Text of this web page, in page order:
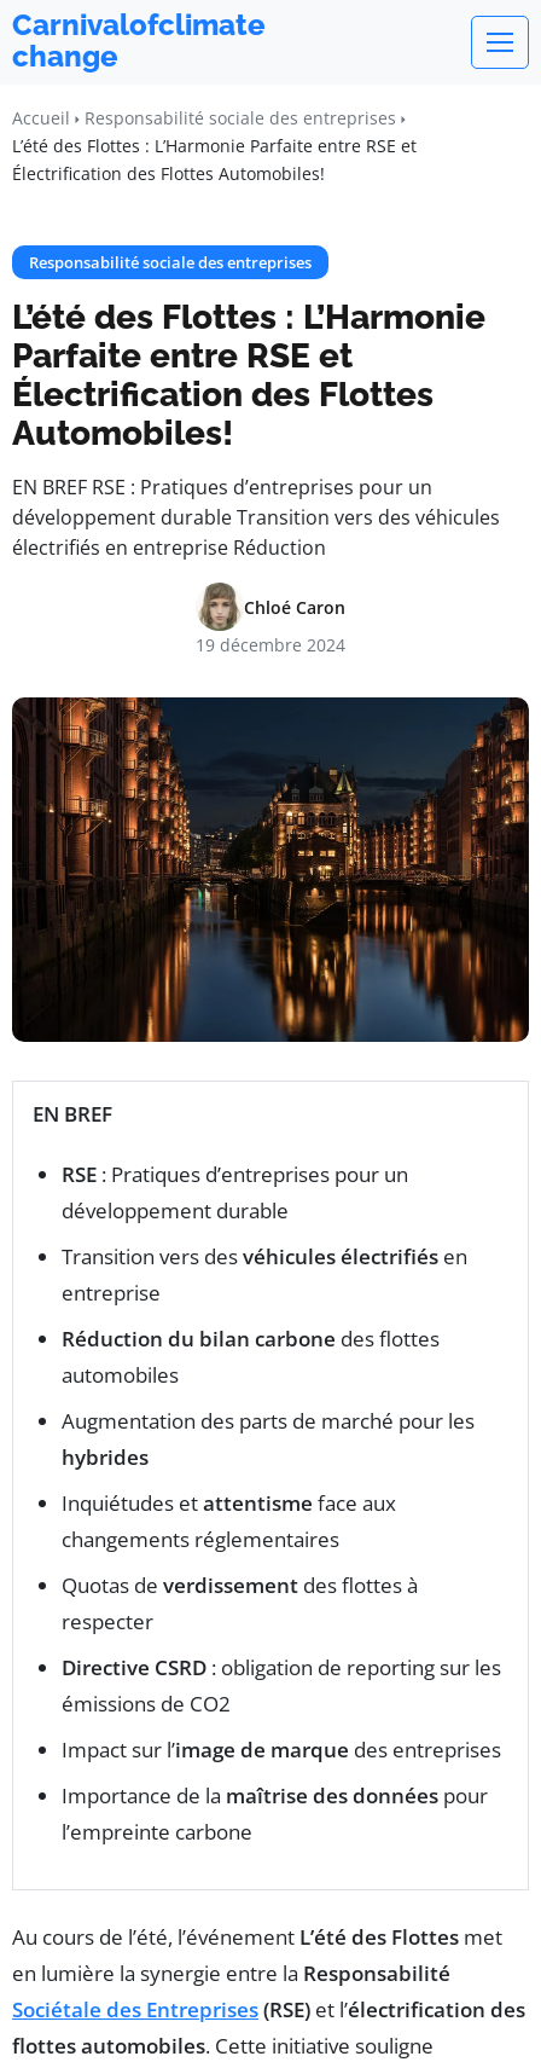
Carnivalofclimate
change
Accueil
Responsabilité sociale des entreprises
L’été des Flottes : L’Harmonie Parfaite entre RSE et
Électrification des Flottes Automobiles!
Responsabilité sociale des entreprises
L’été des Flottes : L’Harmonie
Parfaite entre RSE et
Électrification des Flottes
Automobiles!
EN BREF RSE : Pratiques d’entreprises pour un
développement durable Transition vers des véhicules
électrifiés en entreprise Réduction
Chloé Caron
19 décembre 2024
EN BREF
RSE : Pratiques d’entreprises pour un
développement durable
Transition vers desvéhicules électrifiés en
entreprise
Réduction du bilan carbone des flottes
automobiles
Augmentation des parts de marché pour les
hybrides
Inquiétudes etattentisme face aux
changements réglementaires
Quotas de verdissement des flottes à
respecter
Directive CSRD : obligation de reporting sur les
émissions de CO2
Impact sur l’image de marque des entreprises
Importance de la maîtrise des données pour
l’empreinte carbone
Au cours de l’été, l’événement L’été des Flottes met
en lumière la synergie entre la Responsabilité
Sociétale des Entreprises(RSE) et l’électrification des
flottes automobiles. Cette initiative souligne